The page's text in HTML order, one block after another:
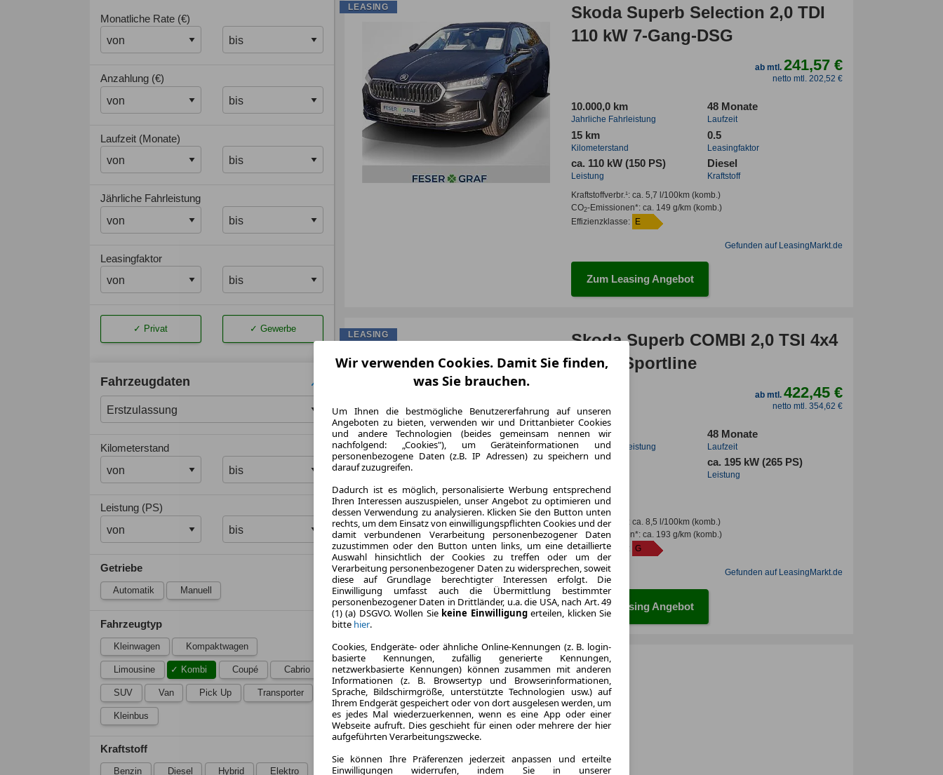
Monatliche Rate (€)
Anzahlung (€)
Laufzeit (Monate)
Jährliche Fahrleistung
Leasingfaktor
Privat Gewerbe
Fahrzeugdaten
Kilometerstand
Leistung (PS)
Getriebe
Automatik Manuell
Fahrzeugtyp
Kleinwagen Kompaktwagen
Limousine Kombi Coupé Cabrio
SUV Van Pick Up Transporter
Kleinbus
Kraftstoff
Benzin Diesel Hybrid Elektro
Skoda Superb Selection 2,0 TDI
110 kW 7-Gang-DSG
ab mtl.241,57 €
netto mtl. 202,52 €
10.000,0 km
Jahrliche Fahrleistung
48 Monate
Laufzeit
15 km
Kilometerstand
0.5
Leasingfaktor
ca. 110 kW (150 PS)
Leistung
Diesel
Kraftstoff
Kraftstoffverbr.¹: ca. 5,7 l/100km(komb.)
CO2-Emissionen*: ca. 149 g/km(komb.)
Effizienzklasse: E
Gefunden auf LeasingMarkt.de
Zum Leasing Angebot
LEASING
Skoda Superb COMBI 2,0 TSI 4x4
DSG - Sportline
ab mtl.422,45 €
netto mtl. 354,62 €
10.000,0 km
Jahrliche Fahrleistung
48 Monate
Laufzeit
0.6 ca. 195 kW (265 PS)
Leistung
Benzin
Kraftstoff
Kraftstoffverbr.¹: ca. 8,5 l/100km(komb.)
CO
2-Emissionen*: ca. 193 g/km(komb.)
Effizienzklasse: G
Gefunden auf LeasingMarkt.de
Zum Leasing Angebot
LEASING
Wir verwenden Cookies. Damit Sie finden,
was Sie brauchen.
Um Ihnen die bestmögliche Benutzererfahrung auf unseren
Angeboten zu bieten, verwenden wir und Drittanbieter Cookies
und andere Technologien (beides gemeinsam nennen wir
nachfolgend: „Cookies"), um Geräteinformationen und
personenbezogene Daten (z.B. IP Adressen) zu speichern und
darauf zuzugreifen.
Dadurch ist es möglich, personalisierte Werbung entsprechend
Ihren Interessen auszuspielen, unser Angebot zu optimieren und
dessen Verwendung zu analysieren. Klicken Sie den Button unten
rechts, um dem Einsatz von einwilligungspflichten Cookies und der
damit verbundenen Verarbeitung personenbezogener Daten
zuzustimmen oder den Button unten links, um eine detaillierte
Auswahl hinsichtlich der Cookies zu treffen oder um der
Verarbeitung personenbezogener Daten zu widersprechen, soweit
diese auf Grundlage berechtigter Interessen erfolgt. Die
Einwilligung umfasst auch die Übermittlung bestimmter
personenbezogener Daten in Drittländer, u.a. die USA, nach Art. 49
(1) (a) DSGVO. Wollen Sie keine Einwilligungerteilen, klicken Sie
bitte hier.
Cookies, Endgeräte- oder ähnliche Online-Kennungen (z. B. login-
basierte Kennungen, zufällig generierte Kennungen,
netzwerkbasierte Kennungen) können zusammen mit anderen
Informationen (z. B. Browsertyp und Browserinformationen,
Sprache, Bildschirmgröße, unterstützte Technologien usw.) auf
Ihrem Endgerät gespeichert oder von dort ausgelesen werden, um
es jedes Mal wiederzuerkennen, wenn es eine App oder einer
Webseite aufruft. Dies geschieht für einen oder mehrere der hier
aufgeführten Verarbeitungszwecke.
Sie können Ihre Präferenzen jederzeit anpassen und erteilte
Einwilligungen widerrufen, indem Sie in unserer